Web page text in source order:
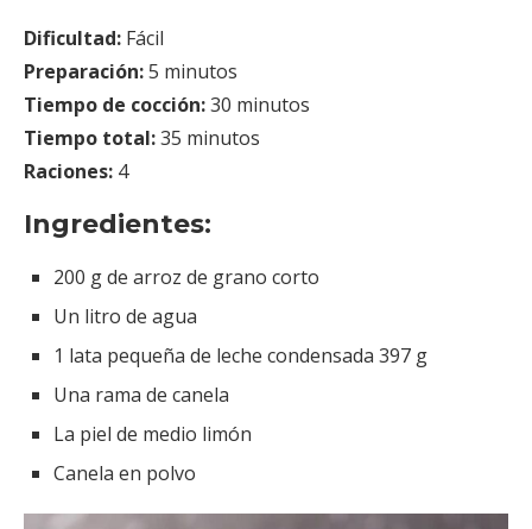
Dificultad: Fácil
Preparación:5 minutos
Tiempo de cocción:30 minutos
Tiempo total:35 minutos
Raciones: 4
Ingredientes:
200 g de arroz de grano corto
Un litro de agua
1 lata pequeña de leche condensada 397 g
Una rama de canela
La piel de medio limón
Canela en polvo